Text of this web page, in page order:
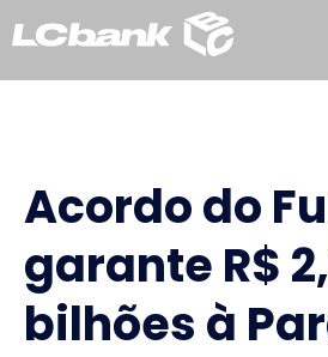
Acordo do
garante R$
bilhões à